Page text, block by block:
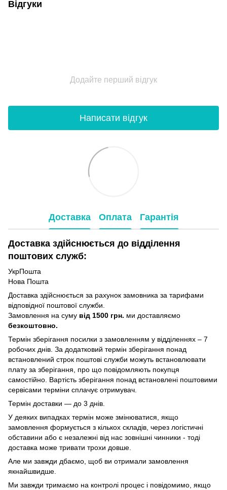
Відгуки
Додайте перший відгук
Написати відгук
Доставка Оплата Гарантія
Доставка здійснюється до відділення
поштових служб:
УкрПошта
Нова Пошта
Доставка здійснюється за рахунок замовника за тарифами
відповідної поштової служби.
Замовлення на суму від 1500 грн. ми доставляємо
безкоштовно.
Термін зберігання посилки з замовленням у відділеннях – 7
робочих днів. За додатковий термін зберігання понад
встановлений строк поштові служби можуть встановлювати
плату за зберігання, про що повідомляють покупця
самостійно. Вартість зберігання понад вcтановлені поштовими
сервісами терміни сплачує отримувач.
Термін доставки — до 3 днів.
У деяких випадках термін може змінюватися, якщо
замовлення формується з кількох складів, через логістичні
обставини або є незалежні від нас зовнішні чинники - тоді
доставка може тривати трохи довше.
Але ми завжди дбаємо, щоб ви отримали замовлення
якнайшвидше.
Ми завжди тримаємо на контролі процес і повідомимо, якщо